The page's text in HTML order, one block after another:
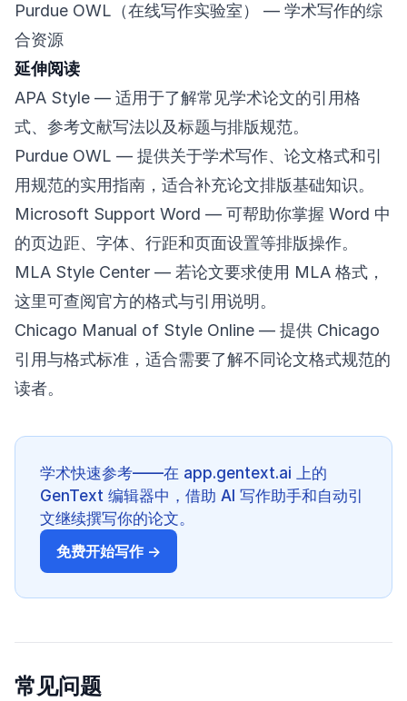
Purdue OWL（在线写作实验室）
— 学术写作的综
合资源
延伸阅读
APA Style — 适用于了解常见学术论文的引用格
式、参考文献写法以及标题与排版规范。
Purdue OWL — 提供关于学术写作、论文格式和引
用规范的实用指南，适合补充论文排版基础知识。
Microsoft Support Word — 可帮助你掌握 Word 中
的页边距、字体、行距和页面设置等排版操作。
MLA Style Center — 若论文要求使用 MLA 格式，
这里可查阅官方的格式与引用说明。
Chicago Manual of Style Online — 提供 Chicago
引用与格式标准，适合需要了解不同论文格式规范的
读者。
学术快速参考——在 app.gentext.ai 上的
GenText 编辑器中，借助 AI 写作助手和自动引
文继续撰写你的论文。
免费开始写作 →
常见问题